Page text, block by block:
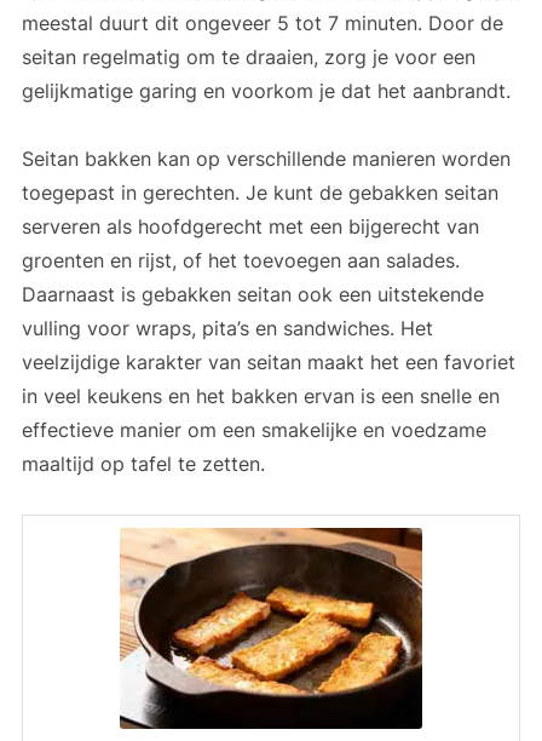
meestal duurt dit ongeveer 5 tot 7 minuten. Door de
seitan regelmatig om te draaien, zorg je voor een
gelijkmatige garing en voorkom je dat het aanbrandt.
Seitan bakken kan op verschillende manieren worden
toegepast in gerechten. Je kunt de gebakken seitan
serveren als hoofdgerecht met een bijgerecht van
groenten en rijst, of het toevoegen aan salades.
Daarnaast is gebakken seitan ook een uitstekende
vulling voor wraps, pita’s en sandwiches. Het
veelzijdige karakter van seitan maakt het een favoriet
in veel keukens en het bakken ervan is een snelle en
effectieve manier om een smakelijke en voedzame
maaltijd op tafel te zetten.